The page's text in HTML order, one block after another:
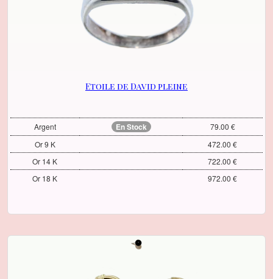
Etoile de David pleine
Argent En Stock
79.00 €
Or 9 K
472.00 €
Or 14 K
722.00 €
Or 18 K
972.00 €